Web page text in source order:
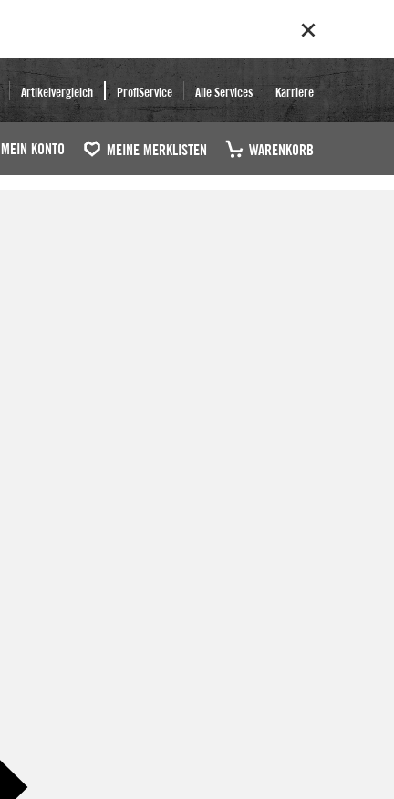
Artikelvergleich ProfiService Alle Services Karriere
MEIN KONTO MEINE MERKLISTEN WARENKORB